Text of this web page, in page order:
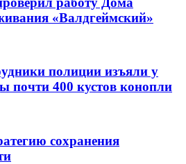
«Валдгеймский»
полиции изъяли у
почти 400 кустов конопли
сохранения